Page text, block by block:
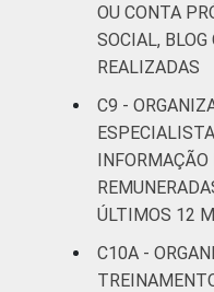
OU CONTA
SOCIAL,
REALIZADAS
C9 -
INFORMAÇÃO
ÚLTIMOS 12
C10A -